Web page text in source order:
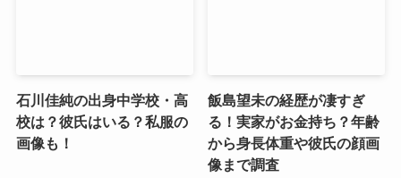
石川佳純の出身中学校・高
校は？彼氏はいる？私服の
画像も！
飯島望未の経歴が凄すぎ
る！実家がお金持ち？年齢
から身長体重や彼氏の顔画
像まで調査